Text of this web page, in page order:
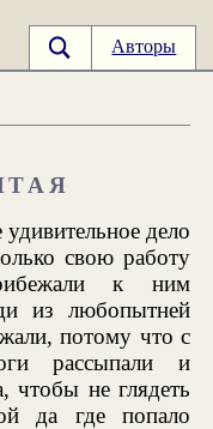
Авторы
дело
свою работу
к ним
из любопытней
потому что с
рассыпали и
чтобы не глядеть
да где попало